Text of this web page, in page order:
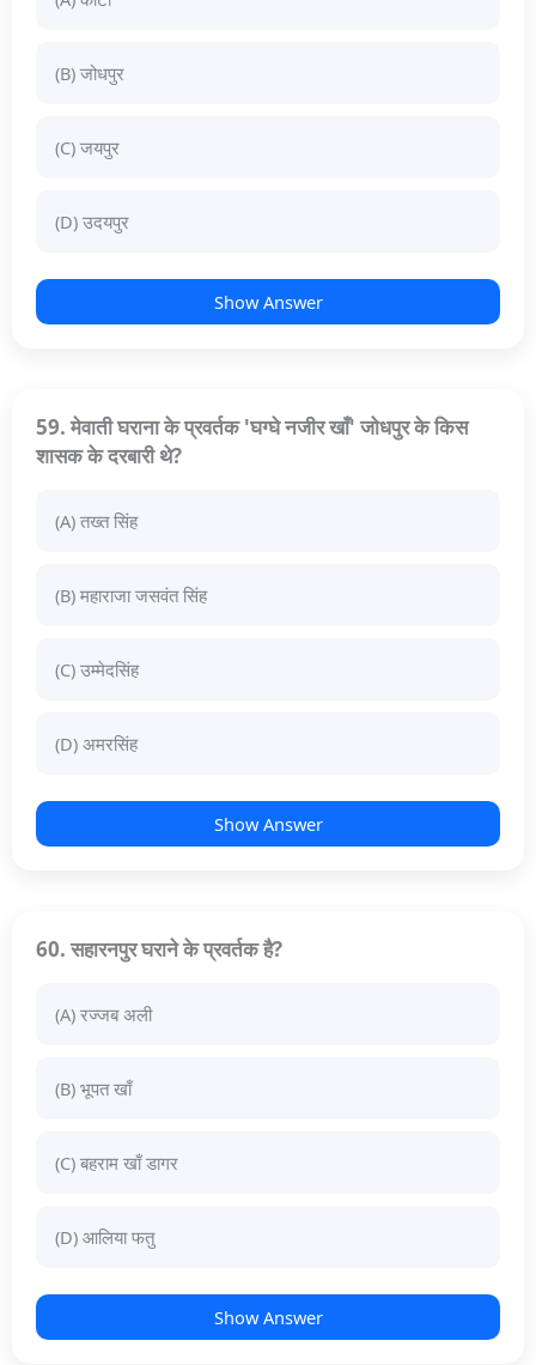
(B) जोधपुर
(C) जयपुर
(D) उदयपुर
Show Answer
59. मेवाती घराना के प्रवर्तक 'घग्घे नजीर खाँ' जोधपुर के किस
शासक के दरबारी थे?
(A) तख्त सिंह
(B) महाराजा जसवंत सिंह
(C) उम्मेदसिंह
(D) अमरसिंह
Show Answer
60. सहारनपुर घराने के प्रवर्तक है?
(A) रज्जब अली
(B) भूपत खाँ
(C) बहराम खाँ डागर
(D) आलिया फतु
Show Answer